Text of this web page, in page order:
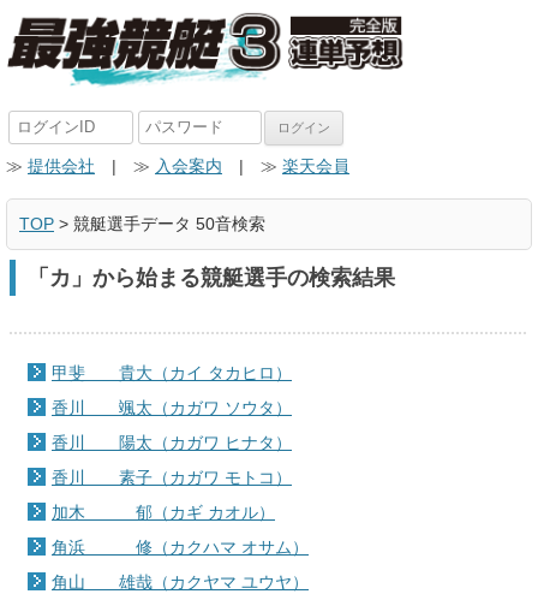
≫ 提供会社 | ≫ 入会案内 | ≫ 楽天会員
TOP > 競艇選手データ 50音検索
「カ」から始まる競艇選手の検索結果
甲斐 貴大（カイ タカヒロ）
香川 颯太（カガワ ソウタ）
香川 陽太（カガワ ヒナタ）
香川 素子（カガワ モトコ）
加木 郁（カギ カオル）
角浜 修（カクハマ オサム）
角山 雄哉（カクヤマ ユウヤ）